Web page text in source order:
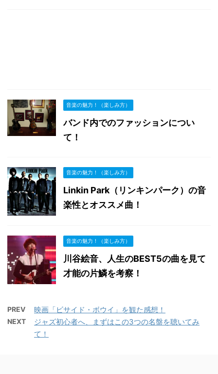
音楽の魅力！（楽しみ方）
バンド内でのファッションについ
て！
音楽の魅力！（楽しみ方）
Linkin Park（リンキンパーク）の音
楽性とオススメ曲！
音楽の魅力！（楽しみ方）
川谷絵音、人生のBEST5の曲を見て
才能の片鱗を考察！
PREV 映画「ビサイド・ボウイ」を観た感想！
NEXT
ジャズ初心者へ、まずはこの3つの名盤を聴いてみ
て！